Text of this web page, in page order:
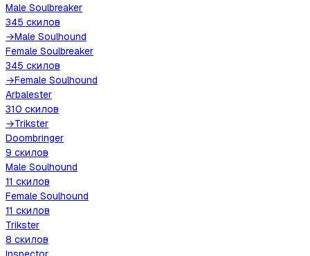
Male Soulbreaker
345 скилов
→Male Soulhound
Female Soulbreaker
345 скилов
→Female Soulhound
Arbalester
310 скилов
→Trikster
Doombringer
9 скилов
Male Soulhound
11 скилов
Female Soulhound
11 скилов
Trikster
8 скилов